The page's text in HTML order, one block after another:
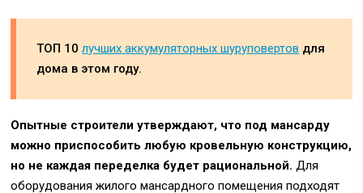
ТОП 10лучших аккумуляторных шуруповертов для
дома в этом году.
Опытные строители утверждают, что под мансарду
можно приспособить любую кровельную конструкцию,
но не каждая переделка будет рациональной. Для
оборудования жилого мансардного помещения подходят